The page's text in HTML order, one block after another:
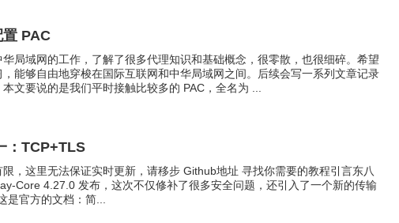
PAC
局域网的工作，了解了很多代理知识和基础概念，很零散，也很细碎。希望
能够自由地穿梭在国际互联网和中华局域网之间。后续会写一系列文章记录
文要说的是我们平时接触比较多的 PAC，全名为 ...
：TCP+TLS
，这里无法保证实时更新，请移步 Github地址 寻找你需要的教程引言东八
Core 4.27.0 发布，这次不仅修补了很多安全问题，还引入了一个新的传输
是官方的文档：简...